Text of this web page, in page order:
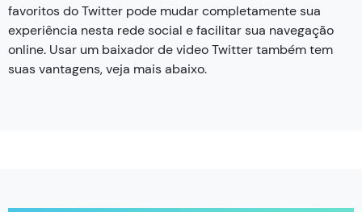
favoritos do Twitter pode mudar completamente sua
experiência nesta rede social e facilitar sua navegação
online. Usar um baixador de video Twitter também tem
suas vantagens, veja mais abaixo.